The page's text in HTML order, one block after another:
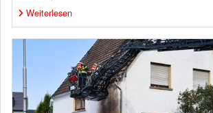
Weiterlesen